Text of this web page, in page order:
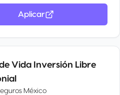
Aplicar
Vida Inversión Libre
México